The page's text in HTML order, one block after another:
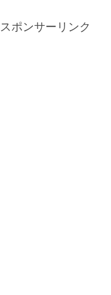
スポンサーリンク